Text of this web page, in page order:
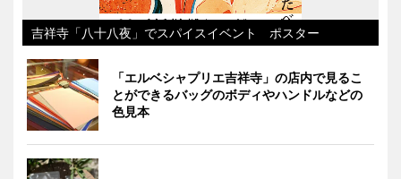
吉祥寺「八十八夜」でスパイスイベント ポスター
「エルベシャプリエ吉祥寺」の店内で見るこ
とができるバッグのボディやハンドルなどの
色見本